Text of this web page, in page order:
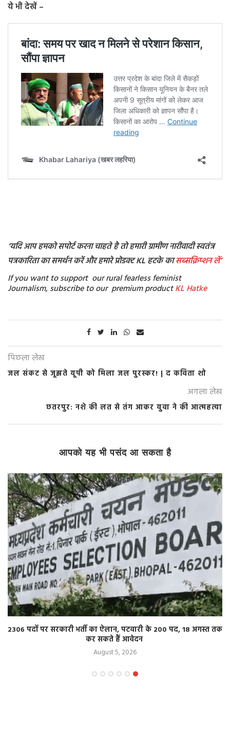
ये भी देखें –
‘यदि आप हमको सपोर्ट करना चाहते है तो हमारी ग्रामीण नारीवादी स्वतंत्र
पत्रकारिता का समर्थन करें और हमारे प्रोडक्ट KL हटके कासब्सक्रिप्शनलें’
If you want to support our rural fearless feminist
Journalism, subscribe to our premium productKL Hatke
पिछला लेख
जल संकट से जूझते यूपी को मिला जल पुरस्कर! | द कविता शो
अगला लेख
छतरपुर: नशे की लत से तंग आकर युवा ने की आत्महत्या
आपको यह भी पसंद आ सकता है
2306 पदों पर सरकारी भर्ती का ऐलान, पटवारी के 200 पद, 18 अगस्त तक
कर सकते हैं आवेदन
August 5, 2026